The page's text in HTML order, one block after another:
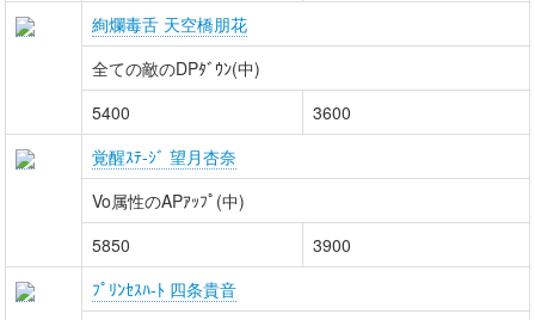
絢爛毒舌 天空橋朋花
全ての敵のDPﾀﾞｳﾝ(中)
5400
3600
覚醒ｽﾃ-ｼﾞ 望月杏奈
Vo属性のAPｱｯﾌﾟ(中)
5850
3900
ﾌﾟﾘﾝｾｽﾊ-ﾄ 四条貴音